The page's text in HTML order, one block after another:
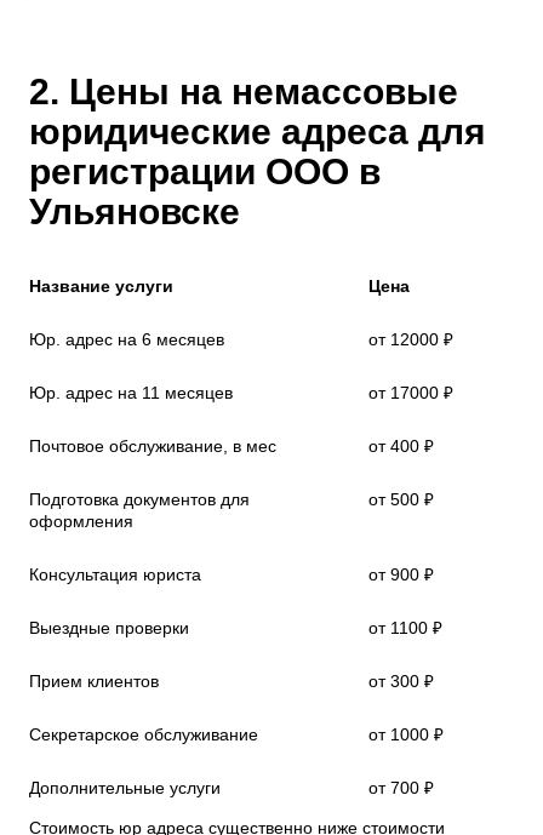
2. Цены на немассовые
юридические адреса для
регистрации ООО в
Ульяновске
Название услуги Цена
Юр. адрес на 6 месяцев от 12000 ₽
Юр. адрес на 11 месяцев от 17000 ₽
Почтовое обслуживание, в мес от 400 ₽
Подготовка документов для
оформления
от 500 ₽
Консультация юриста от 900 ₽
Выездные проверки от 1100 ₽
Прием клиентов от 300 ₽
Секретарское обслуживание от 1000 ₽
Дополнительные услуги от 700 ₽
Стоимость юр адреса существенно ниже стоимости